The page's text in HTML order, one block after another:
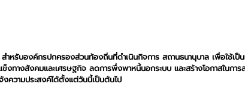
หรับองค์กรปกครองส่วนท้องถิ่นที่ดำเนินกิจการ สถานธนานุบาล เพื่อใช้เป็
งทางสังคมและเศรษฐกิจ ลดการพึ่งพาหนี้นอกระบบ และสร้างโอกาสในกา
ความประสงค์ได้ตั้งแต่วันนี้เป็นต้นไป